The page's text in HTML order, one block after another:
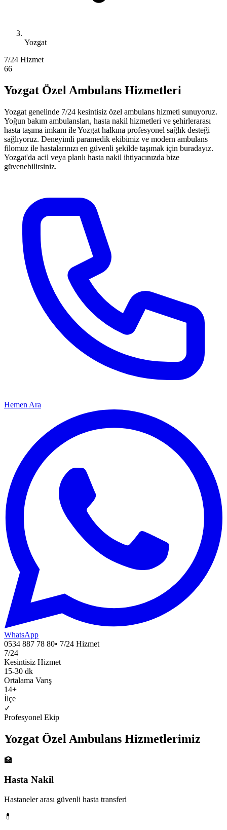
Yozgat
7/24 Hizmet
66
Yozgat Özel Ambulans Hizmetleri
Yozgat genelinde 7/24 kesintisiz özel ambulans hizmeti sunuyoruz.
Yoğun bakım ambulansları, hasta nakil hizmetleri ve şehirlerarası
hasta taşıma imkanı ile Yozgat halkına profesyonel sağlık desteği
sağlıyoruz. Deneyimli paramedik ekibimiz ve modern ambulans
filomuz ile hastalarınızı en güvenli şekilde taşımak için buradayız.
Yozgat'da acil veya planlı hasta nakil ihtiyacınızda bize
güvenebilirsiniz.
Hemen Ara
WhatsApp
0534 887 78 80• 7/24 Hizmet
7/24
Kesintisiz Hizmet
15-30 dk
Ortalama Varış
14+
İlçe
✓
Profesyonel Ekip
Yozgat Özel Ambulans Hizmetlerimiz
🏥
Hasta Nakil
Hastaneler arası güvenli hasta transferi
💊